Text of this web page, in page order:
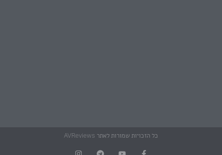
כל הזכויות שמורות לאתר AVReviews